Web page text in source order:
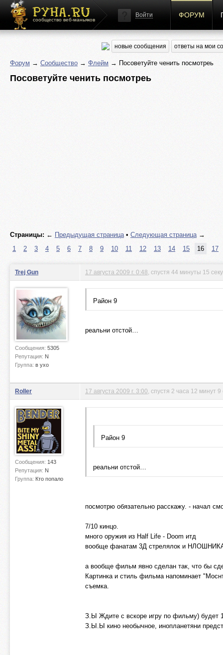
сообщество веб-маньяков
Войти ФОРУМ
новые сообщения ответы на мои
Форум → Сообщество → Флейм → Посоветуйте ченить посмотреь
Посоветуйте ченить посмотреь
Страницы: ← Предыдущая страница• Следующая страница→
1
2 3 4 5 6 7 8 9 10 11 12 13 14 15 16 17
Trej Gun
Сообщения: 5305
Репутация: N
Группа: в ухо
17 августа 2009 г. 0:48 , спустя 44 минуты 15
Район 9
реальни отстой…
Roller
Сообщения: 143
Репутация: N
Группа: Кто попало
17 августа 2009 г. 3:00 , спустя 2 часа 12 минут 9
Район 9
реальни отстой…
посмотрю обязательно расскажу. - начал
7/10 кинцо.
много оружия из Half Life - Doom итд
вообще фанатам 3Д стрелялок и
а вообще фильм явно сделан так, что бы
Картинка и стиль фильма напоминает
съемка.
З.Ы Ждите с вскоре игру по фильму) будет
З.Ы.Ы кино необычное, инопланетяни